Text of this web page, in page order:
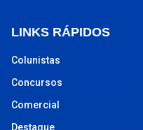
LINKS RÁPIDOS
Colunistas
Concursos
Comercial
Destaque